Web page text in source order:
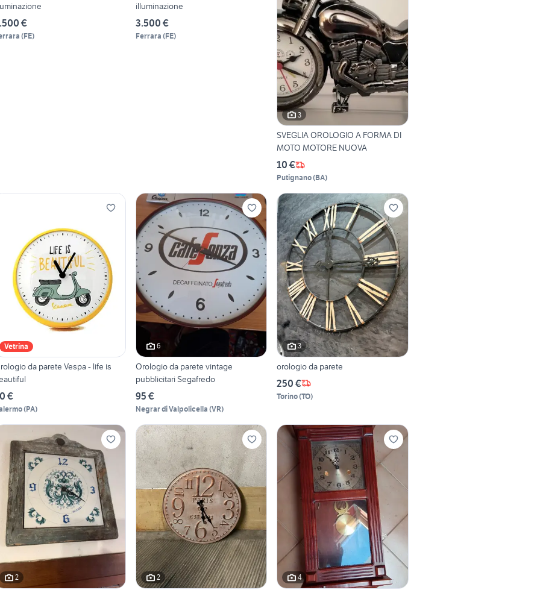
€
(FE)
illuminazione
3.500 €
Ferrara (FE)
3
SVEGLIA OROLOGIO A FORMA DI
MOTO MOTORE NUOVA
10 €
Putignano(BA)
Vetrina
da parete Vespa - life is
€
(PA)
6
Orologio da parete vintage
pubblicitari Segafredo
95 €
Negrar di Valpolicella (VR)
3
orologio da parete
250 €
Torino(TO)
2 2 4